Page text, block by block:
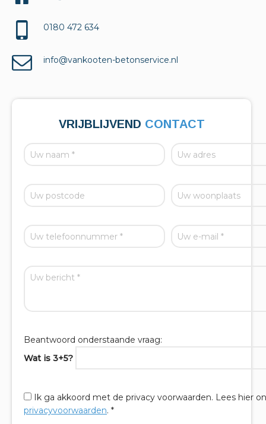
0180 472 634
info@vankooten-betonservice.nl
VRIJBLIJVEND CONTACT
Beantwoord onderstaande vraag:
Wat is 3+5?
Ik ga akkoord met de privacy voorwaarden. Lees hier
privacyvoorwaarden. *